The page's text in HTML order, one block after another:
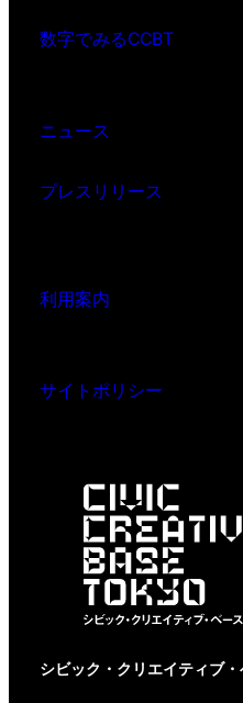
数字でみるCCBT
ニュース
プレスリリース
利用案内
サイトポリシー
シビック・クリエイティブ